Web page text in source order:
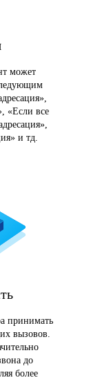
может
«Если все
и тд.
принимать
вызовов.
до
более